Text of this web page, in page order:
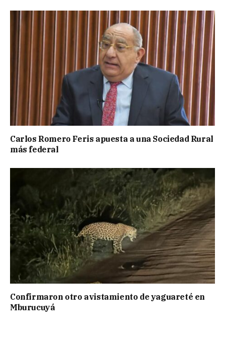
Carlos Romero Feris apuesta a una Sociedad Rural
más federal
Confirmaron otro avistamiento de yaguareté en
Mburucuyá